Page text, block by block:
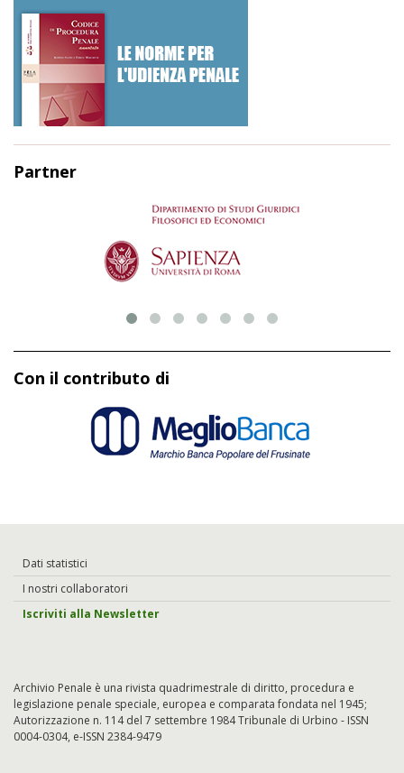
Partner
Con il contributo di
Dati statistici
I nostri collaboratori
Iscriviti alla Newsletter
Archivio Penale è una rivista quadrimestrale di diritto, procedura e
legislazione penale speciale, europea e comparata fondata nel 1945;
Autorizzazione n. 114 del 7 settembre 1984 Tribunale di Urbino - ISSN
0004-0304, e-ISSN 2384-9479